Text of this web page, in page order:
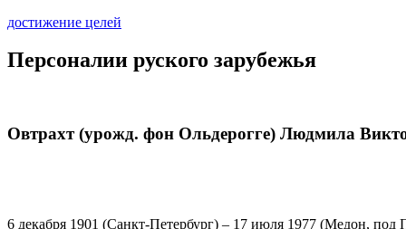
достижение целей
Персоналии руского зарубежья
Овтрахт (урожд. фон Ольдерогге) Людмила
6 декабря 1901 (Санкт-Петербург) – 17 июля 1977 (Медон, под